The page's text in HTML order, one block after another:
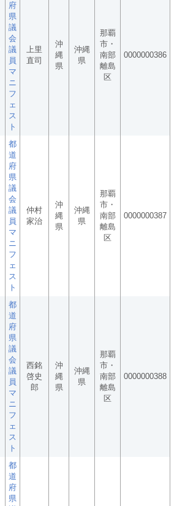
府
県
議
会
議
員
マ
ニ
フ
ェ
ス
ト
上里
直司
沖
縄
県
沖縄
県
那覇
市・
南部
離島
区
0000000386
都
道
府
県
議
会
議
員
マ
ニ
フ
ェ
ス
ト
仲村
家治
沖
縄
県
沖縄
県
那覇
市・
南部
離島
区
0000000387
都
道
府
県
議
会
議
員
マ
ニ
フ
ェ
ス
ト
西銘
啓史
郎
沖
縄
県
沖縄
県
那覇
市・
南部
離島
区
0000000388
都
道
府
県